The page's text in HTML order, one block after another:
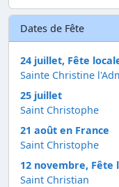
Dates de Fête
24 juillet, Fête
Sainte Christine
25 juillet
Saint Christophe
21 août en France
Saint Christophe
12 novembre, Fête
Saint Christian